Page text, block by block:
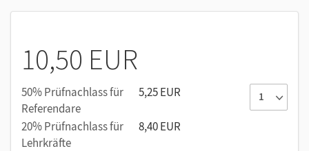
Seitenzahl finden die Kinder im Arbeitsheft und
Arbeitsheft Fördern parallele Inhalte auf
verschiedenen Niveaus.
Sicher weiterkommen:
Seitengestaltung und mehr Hilfen zur
Veranschaulichung erleichtern schwächeren
10,50 EUR
50% Prüfnachlass für
Referendare
5,25 EUR
20% Prüfnachlass für
Lehrkräfte
8,40 EUR